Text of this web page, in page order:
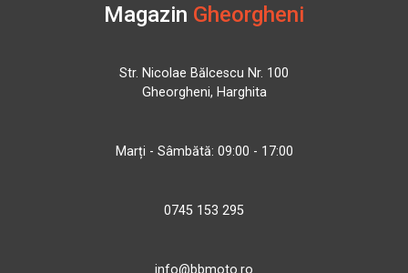
Magazin Gheorgheni
Str. Nicolae Bălcescu Nr. 100
Gheorgheni, Harghita
Marți - Sâmbătă: 09:00 - 17:00
0745 153 295
info@bbmoto.ro